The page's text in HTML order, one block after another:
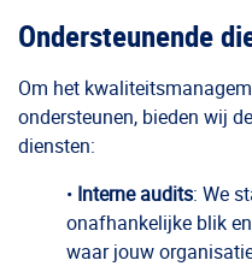
Ondersteunende
Om het
ondersteunen, bieden wij
diensten:
• Interne audits: We
onafhankelijke blik
waar jouw